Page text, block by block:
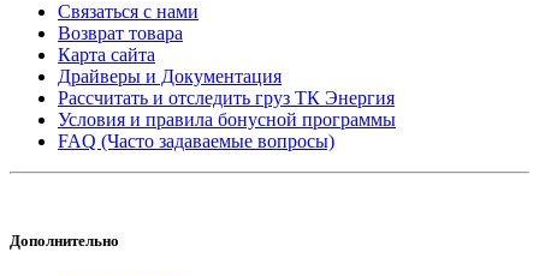
Связаться с нами
Возврат товара
Карта сайта
Драйверы и Документация
Рассчитать и отследить груз ТК Энергия
Условия и правила бонусной программы
FAQ (Часто задаваемые вопросы)
Дополнительно